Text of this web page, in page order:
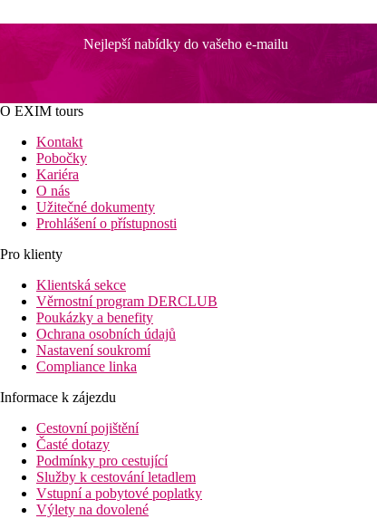
Nejlepší nabídky do vašeho e-mailu
O EXIM tours
Kontakt
Pobočky
Kariéra
O nás
Užitečné dokumenty
Prohlášení o přístupnosti
Pro klienty
Klientská sekce
Věrnostní program DERCLUB
Poukázky a benefity
Ochrana osobních údajů
Nastavení soukromí
Compliance linka
Informace k zájezdu
Cestovní pojištění
Časté dotazy
Podmínky pro cestující
Služby k cestování letadlem
Vstupní a pobytové poplatky
Výlety na dovolené